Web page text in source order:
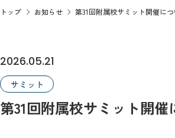
トップ お知らせ 第31回附属校サミット開催に
2026.05.21
サミット
第31回附属校サミット開催